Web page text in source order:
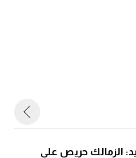
الزمالك حريص على